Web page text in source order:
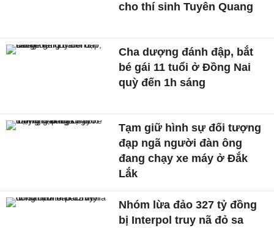
cho thí sinh Tuyên Quang
Cha dượng đánh đập, bắt
bé gái 11 tuổi ở Đồng Nai
quỳ đến 1h sáng
Tạm giữ hình sự đối tượng
đạp ngã người đàn ông
đang chạy xe máy ở Đắk
Lắk
Nhóm lừa đảo 327 tỷ đồng
bị Interpol truy nã đỏ sa